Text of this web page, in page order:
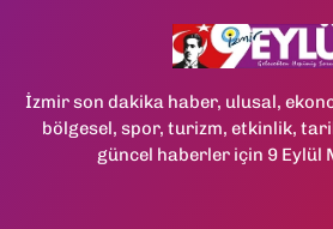
İzmir son dakika haber, ulusal,
bölgesel, spor, turizm, etkinlik,
güncel haberler için 9 Eylül